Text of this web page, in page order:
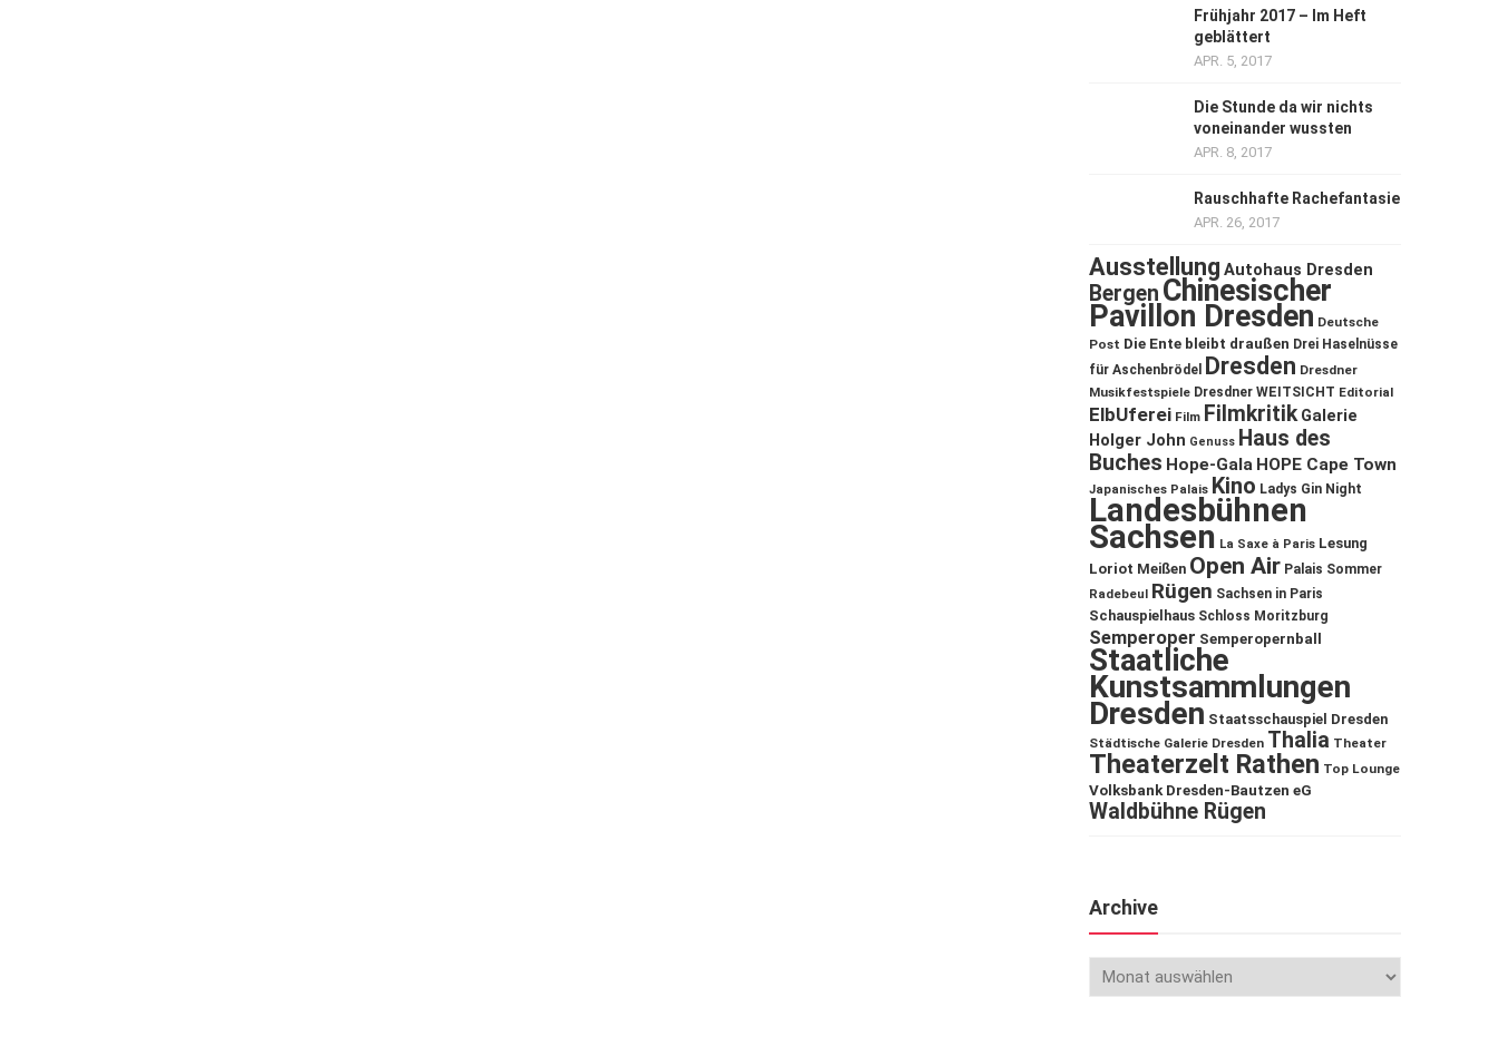
Frühjahr 2017 – Im Heft
geblättert
APR. 5, 2017
Die Stunde da wir nichts
voneinander wussten
APR. 8, 2017
Rauschhafte Rachefantasie
APR. 26, 2017
Ausstellung Autohaus Dresden
Bergen Chinesischer
Pavillon Dresden Deutsche
Post Die Ente bleibt draußen Drei Haselnüsse
für Aschenbrödel
Dresden Dresdner
Musikfestspiele Dresdner WEITSICHT Editorial
ElbUferei Film Filmkritik Galerie
Holger John Genuss Haus des
Buches Hope-Gala HOPE Cape Town
Japanisches Palais Kino Ladys Gin Night
Landesbühnen
Sachsen La Saxe à Paris Lesung
Loriot Meißen Open Air Palais Sommer
Radebeul Rügen Sachsen in Paris
Schauspielhaus Schloss Moritzburg
Semperoper Semperopernball
Staatliche
Kunstsammlungen
Dresden Staatsschauspiel Dresden
Städtische Galerie Dresden Thalia Theater
Theaterzelt Rathen Top Lounge
Volksbank Dresden-Bautzen eG
Waldbühne Rügen
Archive